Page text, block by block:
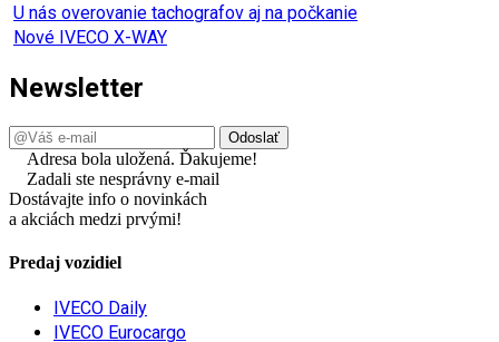
U nás overovanie tachografov aj na počkanie
Nové IVECO X-WAY
Newsletter
Adresa bola uložená. Ďakujeme!
Zadali ste nesprávny e-mail
Dostávajte info o novinkách
a akciách medzi prvými!
Predaj vozidiel
IVECO Daily
IVECO Eurocargo